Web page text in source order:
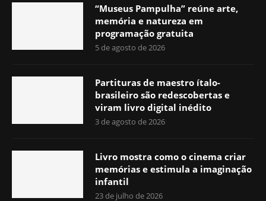
“Museus Pampulha” reúne arte,
memória e natureza em
programação gratuita
5 de agosto de 2026
Partituras de maestro ítalo-
brasileiro são redescobertas e
viram livro digital inédito
3 de agosto de 2026
Livro mostra como o cinema criar
memórias e estimula a imaginação
infantil
23 de julho de 2026